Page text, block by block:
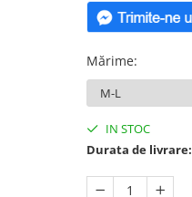
Mărime:
IN STOC
Durata de livrare: